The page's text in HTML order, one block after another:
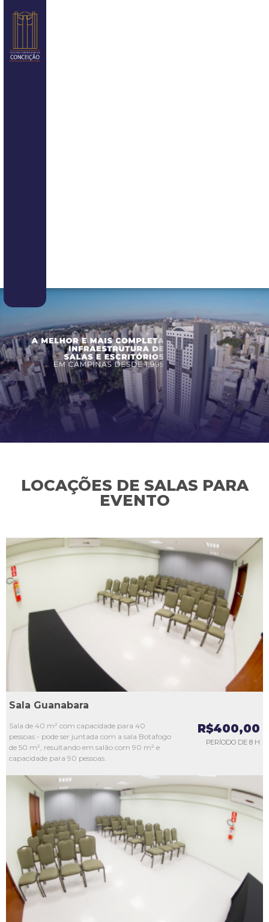
LOCAÇÕES DE SALAS PARA
EVENTO
L4
L5
Sala Guanabara
Sala de 40 m² com capacidade para 40
pessoas - pode ser juntada com a sala Botafogo
de 50 m², resultando em salão com 90 m² e
capacidade para 90 pessoas.
R$400,00
PERÍODO DE 8 H
L1
L2
L3
L4